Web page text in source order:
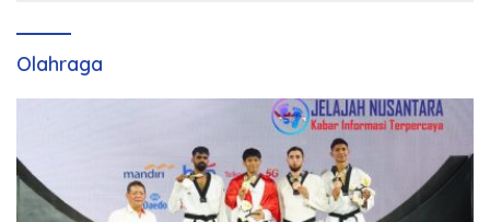
Olahraga